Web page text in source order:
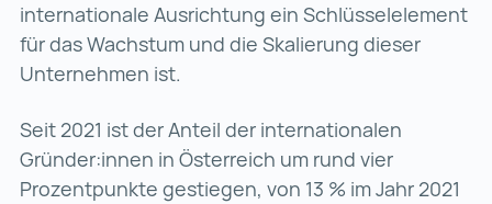
internationale Ausrichtung ein Schlüsselelement
für das Wachstum und die Skalierung dieser
Unternehmen ist.
Seit 2021 ist der Anteil der internationalen
Gründer:innen in Österreich um rund vier
Prozentpunkte gestiegen, von 13 % im Jahr 2021